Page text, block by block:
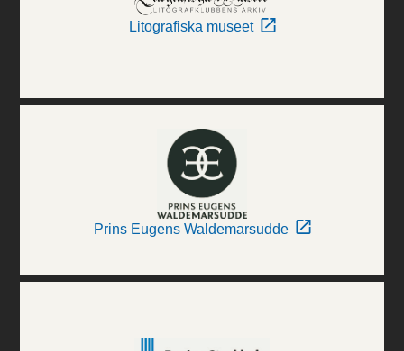
Litografiska museet
Prins Eugens Waldemarsudde